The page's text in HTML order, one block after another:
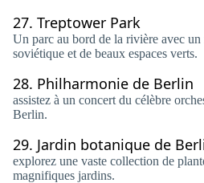
27. Treptower Park
Un parc au bord de la rivière avec
soviétique et de beaux espaces verts.
28. Philharmonie de Berlin
assistez à un concert du célèbre
Berlin.
29. Jardin botanique de
explorez une vaste collection de
magnifiques jardins.